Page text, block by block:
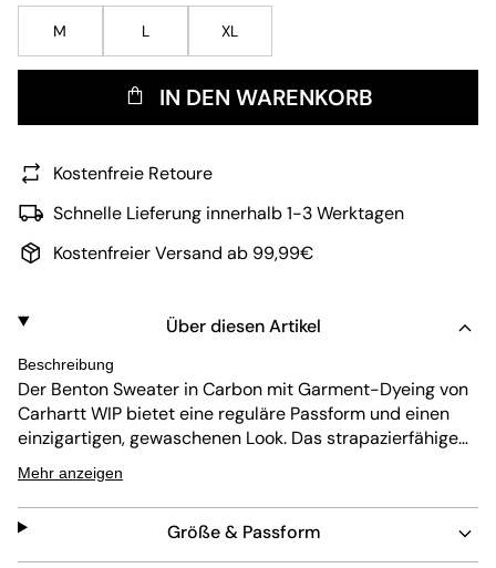
M L XL
IN DEN WARENKORB
Kostenfreie Retoure
Schnelle Lieferung innerhalb 1-3 Werktagen
Kostenfreier Versand ab 99,99€
Über diesen Artikel
Beschreibung
Der Benton Sweater in Carbon mit Garment-Dyeing von
Carhartt WIP bietet eine reguläre Passform und einen
einzigartigen, gewaschenen Look. Das strapazierfähige
Material sorgt für langanhaltenden Tragekomfort,
während der Garment-Dyeing-Prozess eine besondere
Farbintensität verleiht. Dieser Sweater ist pflegeleicht
und ideal für den Alltag.
Mehr anzeigen
Größe & Passform